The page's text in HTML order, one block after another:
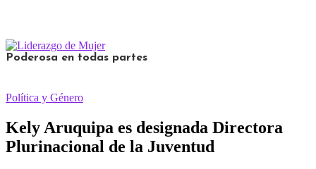
Poderosa en todas partes
Política y Género
Kely Aruquipa es designada Directora
Plurinacional de la Juventud